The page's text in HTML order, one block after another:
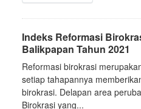
Indeks Reformasi
Balikpapan Tahun 2021
Reformasi birokrasi
setiap tahapannya
birokrasi. Delapan area
Birokrasi yang...